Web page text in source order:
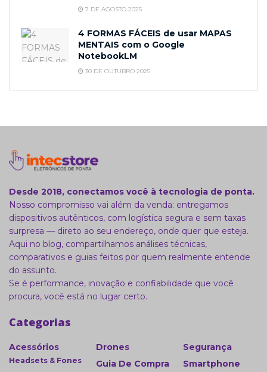
7 DE AGOSTO 2025
4 FORMAS FÁCEIS de usar MAPAS
MENTAIS com o Google
NotebookLM
30 DE OUTUBRO 2025
Desde 2018, conectamos você à tecnologia de ponta.
Nosso compromisso vai além da venda: entregamos
dispositivos autênticos, com logística segura e sem taxas
surpresa — direto ao seu endereço, onde quer que esteja.
Aqui no blog, compartilhamos análises técnicas,
comparativos e guias feitos por quem realmente entende
do assunto.
Se é performance, inovação e confiabilidade que você
procura, você está no lugar certo.
Categorias
Acessórios
Headsets & Fones
Drones
Guia De Compra
Segurança
Smartphone